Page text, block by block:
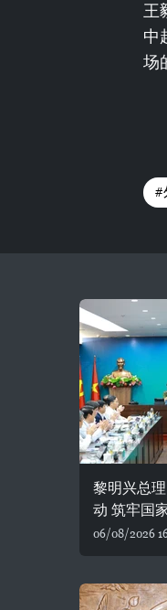
王
中
场
#
黎明兴总
动 筑牢国
06/08/2026